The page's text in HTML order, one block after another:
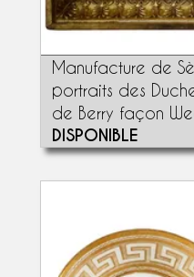
Manufacture de
portraits des
de Berry façon
DISPONIBLE